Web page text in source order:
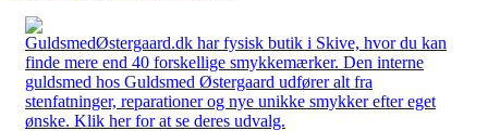
GuldsmedØstergaard.dk har fysisk butik i Skive, hvor du kan
finde mere end 40 forskellige smykkemærker. Den interne
guldsmed hos Guldsmed Østergaard udfører alt fra
stenfatninger, reparationer og nye unikke smykker efter eget
ønske. Klik her for at se deres udvalg.